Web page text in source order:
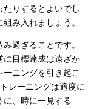
りするとよいでし
み入れましょう。
過ぎることです。
に目標達成は遠ざか
ニングを引き起こ
レーニングは適度に
に、時に一見する